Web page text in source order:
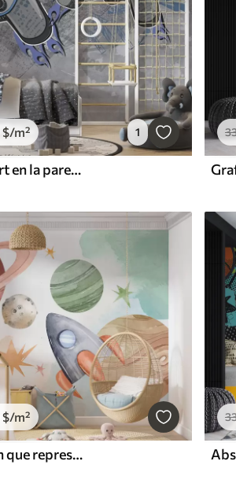
$/m² 1
Consolas estilo street art en la pared grunge
$/m²
Una colorida ilustración que representa varios planetas y acuarela espacial